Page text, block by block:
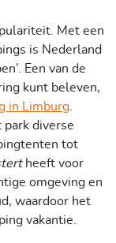
Met een
is Nederland
Een van de
kunt beleven,
in Limburg.
diverse
tot
heeft voor
omgeving en
waardoor het
vakantie.